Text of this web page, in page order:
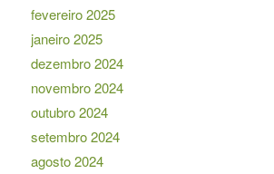
fevereiro 2025
janeiro 2025
dezembro 2024
novembro 2024
outubro 2024
setembro 2024
agosto 2024